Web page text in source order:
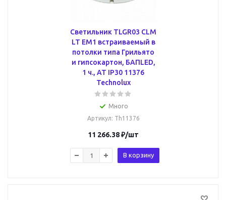
Cветильник TLGR03 CLM
LT EM1 встраиваемый в
потолки типа Грильято
и гипсокартон, БАПLED,
1 ч., AT IP30 11376
Technolux
Много
Артикул: Th11376
11 266.38₽/шт
В корзину